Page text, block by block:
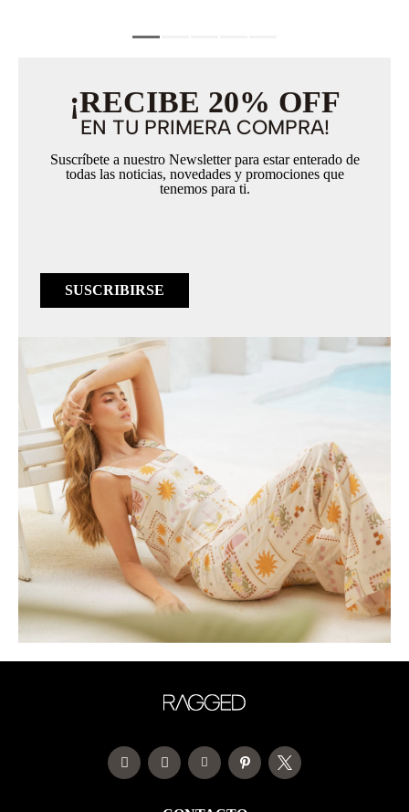
¡RECIBE 20% OFF
EN TU PRIMERA COMPRA!
Suscríbete a nuestro Newsletter para estar enterado de
todas las noticias, novedades y promociones que
tenemos para ti.
SUSCRIBIRSE